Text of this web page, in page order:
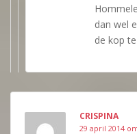
dan wel
de kop
CRISPINA
29 april 2014